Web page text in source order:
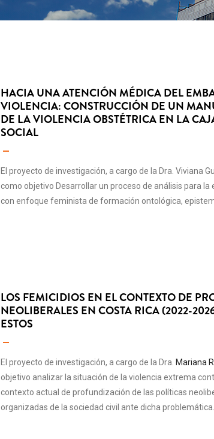
HACIA UNA ATENCIÓN MÉDICA DEL
VIOLENCIA: CONSTRUCCIÓN DE UN
DE LA VIOLENCIA OBSTÉTRICA EN LA
SOCIAL
El proyecto de investigación, a cargo de la Dra. Viviana
como objetivo Desarrollar un proceso de análisis para
con enfoque feminista de formación ontológica,
LOS FEMICIDIOS EN EL CONTEXTO DE
NEOLIBERALES EN COSTA RICA (2022-
ESTOS
El proyecto de investigación, a cargo de la Dra. Mariana
objetivo analizar la situación de la violencia extrema
contexto actual de profundización de las políticas
organizadas de la sociedad civil ante dicha problemática.